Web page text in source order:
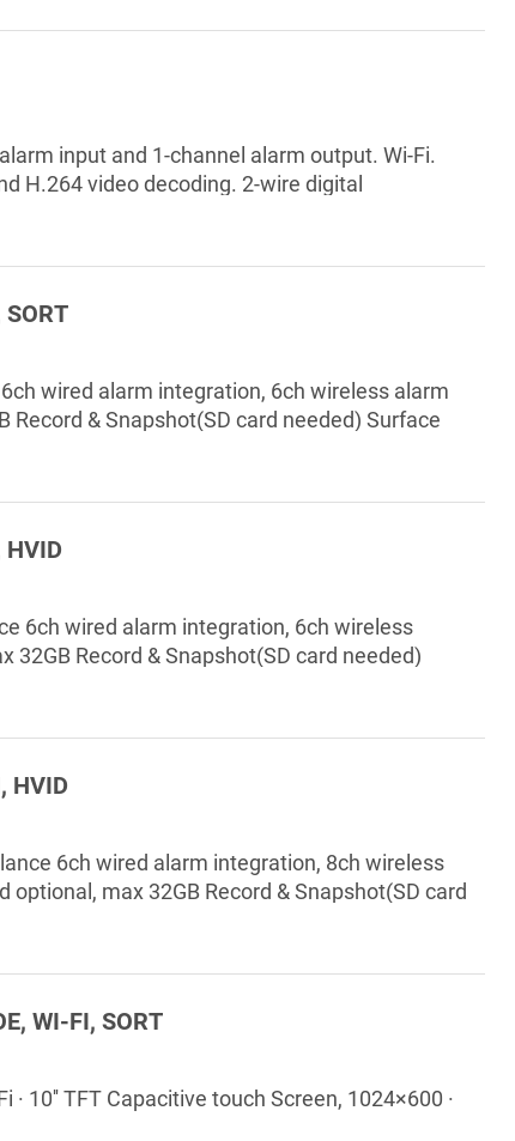
input and 1-channel alarm output. Wi-Fi.
H.264 video decoding. 2-wire digital
period. High-performance and cost-effective.
wired alarm integration, 6ch wireless alarm
& Snapshot(SD card needed) Surface
6ch wired alarm integration, 6ch wireless
Record & Snapshot(SD card needed)
HVID
6ch wired alarm integration, 8ch wireless
max 32GB Record & Snapshot(SD card
WI-FI, SORT
· 10'' TFT Capacitive touch Screen, 1024×600 ·